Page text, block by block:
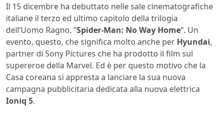
Il 15 dicembre ha debuttato nelle sale cinematografiche
italiane il terzo ed ultimo capitolo della trilogia
dell’Uomo Ragno, “Spider-Man: No Way Home“. Un
evento, questo, che significa molto anche per Hyundai,
partner di Sony Pictures che ha prodotto il film sul
supereroe della Marvel. Ed è per questo motivo che la
Casa coreana si appresta a lanciare la sua nuova
campagna pubblicitaria dedicata alla nuova elettrica
Ioniq 5.